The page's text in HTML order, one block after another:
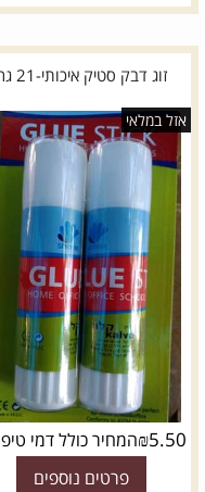
זוג דבק סטיק איכותי-21 גר'
אזל במלאי
₪5.50 המחיר כולל דמי
פרטים נוספים